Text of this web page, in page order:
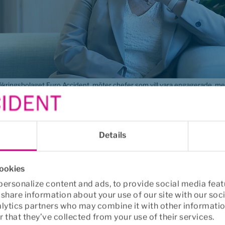
Details
content and ads, to provide social media
information about your use of our site with our
partners who may combine it with other
that they’ve collected from your use of their services.
Euro Accident, möter chefer som vill vara engagerade,
är en organisationsfråga
mer än människa. I en roll med höga krav från flera
och även organisationer som vill stötta sina chefer
finnas nära sina medarbetare och ge det stöd
Utan det blir det svårt att förena operativt
ledarskap, säger Malin Edlund.